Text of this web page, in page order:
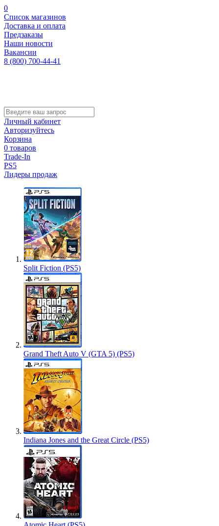
0
Список магазинов
Доставка и оплата
Предзаказы
Наши новости
Вакансии
8 (800) 700-44-41
Личный кабинет
Авторизуйтесь
Корзина
0 товаров
Trade-In
PS5
Лидеры продаж
Split Fiction (PS5)
Grand Theft Auto V (GTA 5) (PS5)
Indiana Jones and the Great Circle (PS5)